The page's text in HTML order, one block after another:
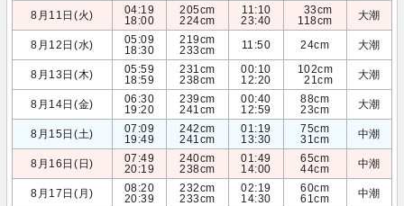
8月11日(火)
04:19
18:00
205cm
224cm
11:10
23:40
33cm
118cm
大潮
8月12日(水)
05:09
18:30
219cm
233cm
11:50 24cm 大潮
8月13日(木)
05:59
18:59
231cm
238cm
00:10
12:20
102cm
21cm
大潮
8月14日(金)
06:30
19:20
239cm
241cm
00:40
12:59
88cm
23cm
大潮
8月15日(土)
07:09
19:49
242cm
241cm
01:19
13:30
75cm
31cm
中潮
8月16日(日)
07:49
20:19
240cm
238cm
01:49
14:00
65cm
44cm
中潮
8月17日(月)
08:20
20:39
232cm
233cm
02:19
14:30
60cm
61cm
中潮